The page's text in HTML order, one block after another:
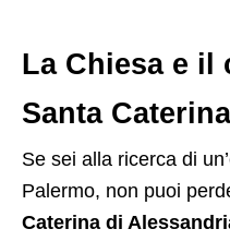
La Chiesa e il
Santa
Se sei alla ricerca di
Palermo, non puoi
Caterina di